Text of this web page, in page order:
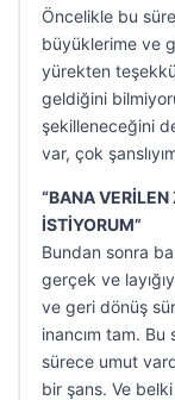
Öncelikle bu
büyüklerime ve
yürekten
geldiğini
şekilleneceğini
var, çok
“BANA
İSTİYORUM”
Bundan sonra
gerçek ve
ve geri dönüş
inancım tam. Bu
sürece umut
bir şans. Ve